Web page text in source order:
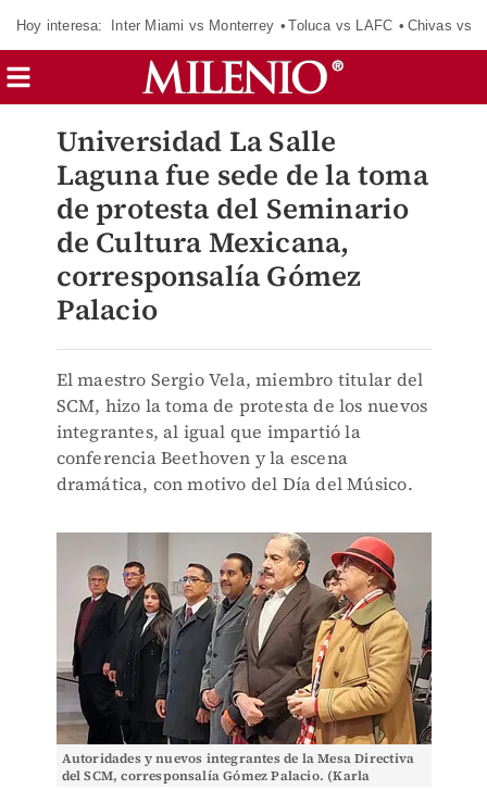
Hoy interesa: Inter Miami vs Monterrey Toluca vs LAFC Chivas vs
Universidad La Salle
Laguna fue sede de la toma
de protesta del Seminario
de Cultura Mexicana,
corresponsalía Gómez
Palacio
El maestro Sergio Vela, miembro titular del
SCM, hizo la toma de protesta de los nuevos
integrantes, al igual que impartió la
conferencia Beethoven y la escena
dramática, con motivo del Día del Músico.
Autoridades y nuevos integrantes de la Mesa Directiva
del SCM, corresponsalía Gómez Palacio. (Karla